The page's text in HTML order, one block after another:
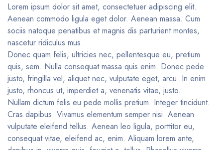
Lorem ipsum dolor sit amet, consectetuer adipiscing elit.
Aenean commodo ligula eget dolor. Aenean massa. Cum
sociis natoque penatibus et magnis dis parturient montes,
nascetur ridiculus mus.
Donec quam felis, ultricies nec, pellentesque eu, pretium
quis, sem. Nulla consequat massa quis enim. Donec pede
justo, fringilla vel, aliquet nec, vulputate eget, arcu. In enim
justo, rhoncus ut, imperdiet a, venenatis vitae, justo.
Nullam dictum felis eu pede mollis pretium. Integer tincidunt.
Cras dapibus. Vivamus elementum semper nisi. Aenean
vulputate eleifend tellus. Aenean leo ligula, porttitor eu,
consequat vitae, eleifend ac, enim. Aliquam lorem ante,